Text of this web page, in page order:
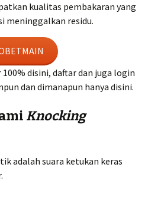
kualitas pembakaran yang
meninggalkan residu.
disini, daftar dan juga login
dan dimanapun hanya disini.
Knocking
adalah suara ketukan keras